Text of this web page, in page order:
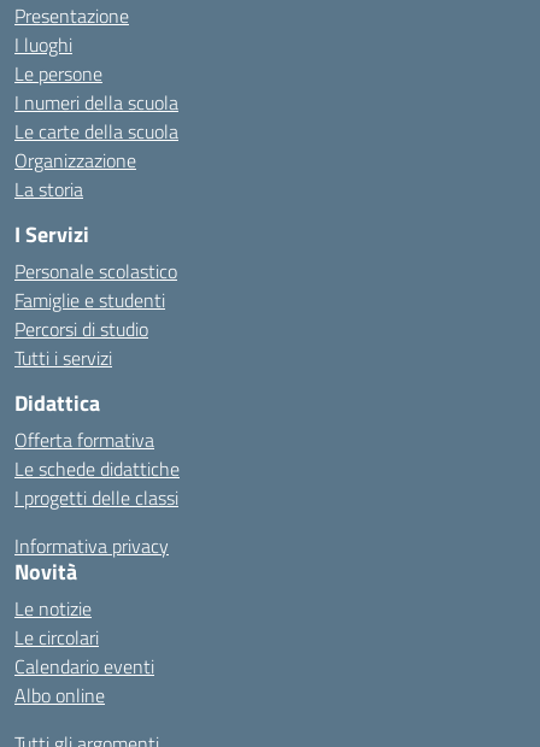
Presentazione
I luoghi
Le persone
I numeri della scuola
Le carte della scuola
Organizzazione
La storia
I Servizi
Personale scolastico
Famiglie e studenti
Percorsi di studio
Tutti i servizi
Didattica
Offerta formativa
Le schede didattiche
I progetti delle classi
Informativa privacy
Novità
Le notizie
Le circolari
Calendario eventi
Albo online